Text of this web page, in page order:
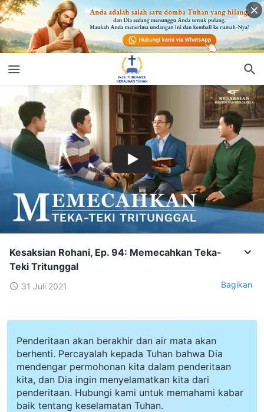
Kesaksian Rohani, Ep. 94: Memecahkan Teka-
Teki Tritunggal
31 Juli 2021 Bagikan
Penderitaan akan berakhir dan air mata akan
berhenti. Percayalah kepada Tuhan bahwa Dia
mendengar permohonan kita dalam penderitaan
kita, dan Dia ingin menyelamatkan kita dari
penderitaan. Hubungi kami untuk memahami kabar
baik tentang keselamatan Tuhan.